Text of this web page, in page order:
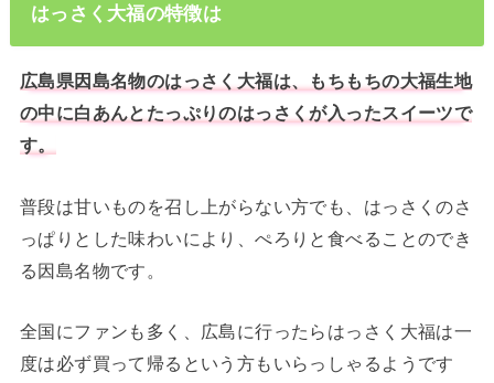
はっさく大福の特徴は
広島県因島名物のはっさく大福は、もちもちの大福生地
の中に白あんとたっぷりのはっさくが入ったスイーツで
す。
普段は甘いものを召し上がらない方でも、はっさくのさ
っぱりとした味わいにより、ぺろりと食べることのでき
る因島名物です。
全国にファンも多く、広島に行ったらはっさく大福は一
度は必ず買って帰るという方もいらっしゃるようです